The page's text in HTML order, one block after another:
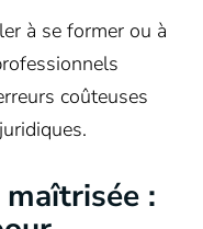
à se former ou à
coûteuses
: